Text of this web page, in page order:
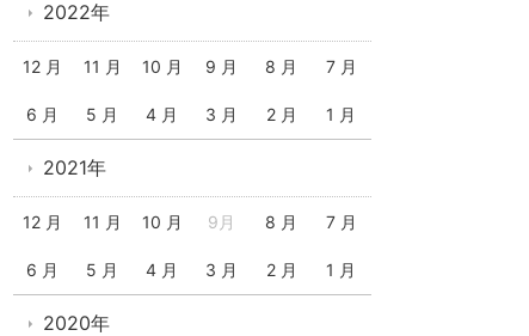
2022年
12 月 11 月 10 月 9 月 8 月 7 月
6 月 5 月 4 月 3 月 2 月 1 月
2021年
12 月 11 月 10 月 9月 8 月 7 月
6 月 5 月 4 月 3 月 2 月 1 月
2020年